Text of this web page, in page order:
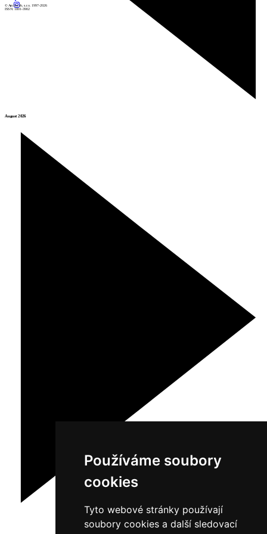
Používáme soubory
cookies
Tyto webové stránky používají
soubory cookies a další sledovací
August 2026
© Archiweb, s.r.o. 1997-2026
ISSN: 1801-3902